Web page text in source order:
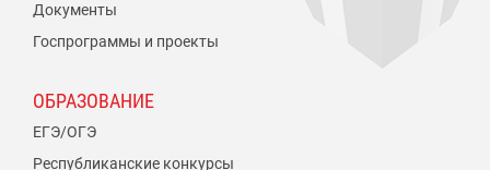
Документы
Госпрограммы и проекты
ОБРАЗОВАНИЕ
ЕГЭ/ОГЭ
Республиканские конкурсы